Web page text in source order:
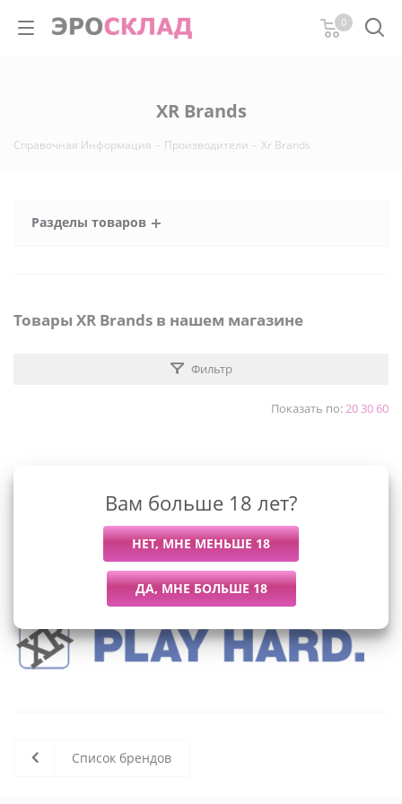
0
XR Brands
Справочная Информация - Производители - Xr Brands
Разделы товаров
Товары XR Brands в нашем магазине
Фильтр
Показать по:203060
В данный момент нет активных
товаров
Список брендов
Вам больше 18 лет?